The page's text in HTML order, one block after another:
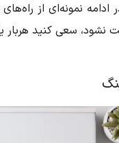
ادامه نمونه‌ای از
نشود، سعی کنید هربار